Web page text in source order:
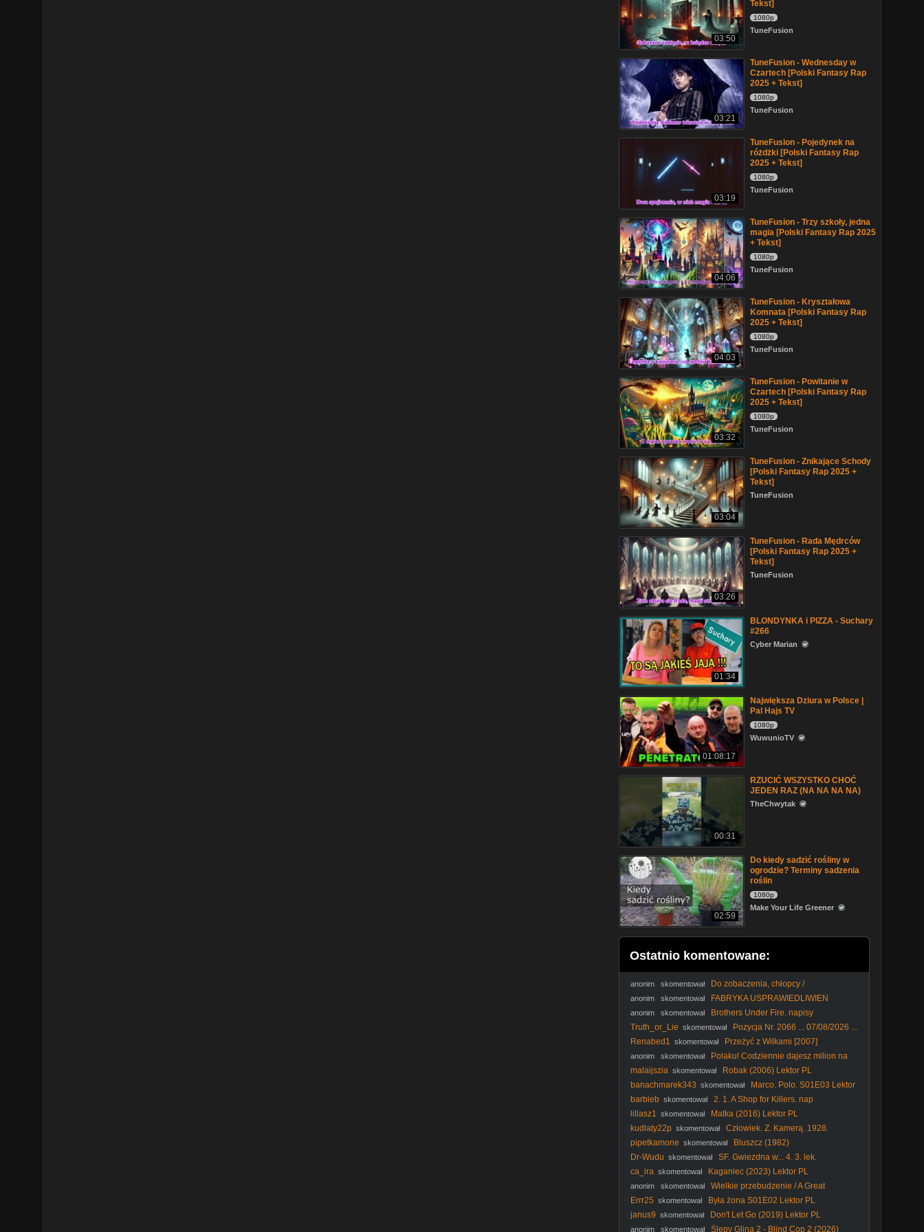
03:50
Tekst]
1080p
TuneFusion
03:21
TuneFusion - Wednesday w
Czartech [Polski Fantasy Rap
2025 + Tekst]
1080p
TuneFusion
03:19
TuneFusion - Pojedynek na
różdżki [Polski Fantasy Rap
2025 + Tekst]
1080p
TuneFusion
04:06
TuneFusion - Trzy szkoły, jedna
magia [Polski Fantasy Rap 2025
+ Tekst]
1080p
TuneFusion
04:03
TuneFusion - Kryształowa
Komnata [Polski Fantasy Rap
2025 + Tekst]
1080p
TuneFusion
03:32
TuneFusion - Powitanie w
Czartech [Polski Fantasy Rap
2025 + Tekst]
1080p
TuneFusion
03:04
TuneFusion - Znikające Schody
[Polski Fantasy Rap 2025 +
Tekst]
TuneFusion
03:26
TuneFusion - Rada Mędrców
[Polski Fantasy Rap 2025 +
Tekst]
TuneFusion
01:34
BLONDYNKA i PIZZA - Suchary
#266
Cyber Marian
01:08:17
Największa Dziura w Polsce |
Pal Hajs TV
1080p
WuwunioTV
00:31
RZUCIĆ WSZYSTKO CHOĆ
JEDEN RAZ (NA NA NA NA)
TheChwytak
02:59
Do kiedy sadzić rośliny w
ogrodzie? Terminy sadzenia
roślin
1080p
Make Your Life Greener
Ostatnio komentowane:
anonim skomentował
Do zobaczenia, chłopcy /
Au.Revoir.Les.Enfants.1987.PL.720p.BDRip.XviD.AC3
anonim skomentował
FABRYKA USPRAWIEDLIWIEŃ
TUSKA?!
anonim skomentował
Brothers Under Fire. napisy
Truth_or_Lie skomentował
Pozycja Nr. 2066 ... 07/08/2026 ...
Renabed1 skomentował Przeżyć z Wilkami [2007]
anonim skomentował
Polaku! Codziennie dajesz milion na
KUL #Lublin #KUL #podatki #pieniądze #kradzież
malaijszia skomentował
Robak (2006) Lektor PL
banachmarek343 skomentował
Marco. Polo. S01E03 Lektor
PL BRRip. XviD
barbieb skomentował
2. 1. A Shop for Killers. nap
lillasz1 skomentował
Matka (2016) Lektor PL
kudlaty22p skomentował
Człowiek. Z. Kamerą. 1928.
Lektor.pl
pipetkamone skomentował
Bluszcz (1982)
Dr-Wudu skomentował
SF. Gwiezdna w... 4. 3. lek.
ca_ira skomentował Kaganiec (2023) Lektor PL
anonim skomentował
Wielkie przebudzenie / A Great
Awakening (2026) (Lektor PL)
Errr25 skomentował
Była żona S01E02 Lektor PL
janus9 skomentował Don't Let Go (2019) Lektor PL
anonim skomentował Ślepy Glina 2 - Blind Cop 2 (2026)